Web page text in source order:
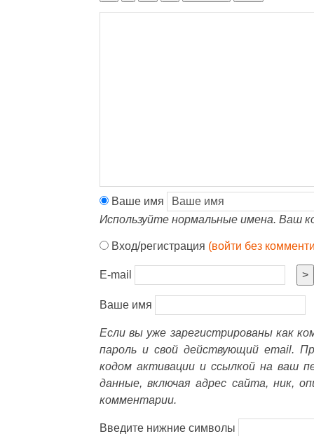
Ваше имя
Используйте нормальные имена. Ваш
Вход/регистрация (войти без
E-mail >
Ваше имя
Если вы уже зарегистрированы как
пароль и свой действующий email.
кодом активации и ссылкой на ваш
данные, включая адрес сайта, ник,
комментарии.
Введите нижние символы